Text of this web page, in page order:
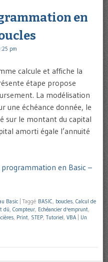
en
pm
calcule et affiche la
étape propose
La modélisation
une échéance donnée, le
sur le montant du capital
amorti égale l’annuité
en Basic –
Basic Taggé BASIC, boucles, Calcul de
dû, Compteur, Echéancier d'emprunt,
, Print, STEP, Tutoriel, VBA
Un